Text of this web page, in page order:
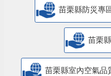
苗栗縣防災專
苗栗
苗栗縣室內空氣品